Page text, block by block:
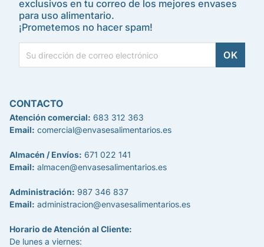
exclusivos en tu correo de los mejores envases
para uso alimentario.
¡Prometemos no hacer spam!
CONTACTO
Atención comercial: 683 312 363
Email: comercial@envasesalimentarios.es
Almacén / Envíos: 671 022 141
Email: almacen@envasesalimentarios.es
Administración: 987 346 837
Email: administracion@envasesalimentarios.es
Horario de Atención al Cliente:
De lunes a viernes: